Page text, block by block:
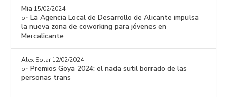
Mia 15/02/2024
on La Agencia Local de Desarrollo de Alicante impulsa
la nueva zona de coworking para jóvenes en
Mercalicante
Alex Solar 12/02/2024
on Premios Goya 2024: el nada sutil borrado de las
personas trans